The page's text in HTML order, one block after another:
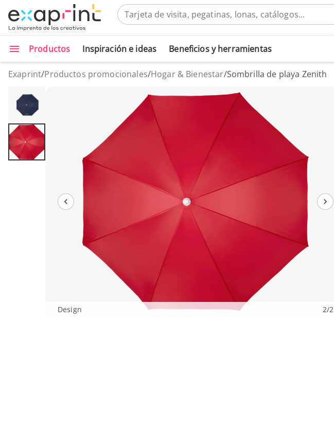
Productos Inspiración e ideas Beneficios y herramientas
Exaprint/Productos promocionales/Hogar & Bienestar/Sombrilla de playa Zenith
Design 2/2